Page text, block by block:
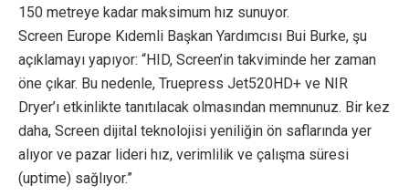
150 metreye kadar maksimum hız sunuyor.
Screen Europe Kıdemli Başkan Yardımcısı Bui Burke, şu
açıklamayı yapıyor: “HID, Screen’in takviminde her zaman
öne çıkar. Bu nedenle, Truepress Jet520HD+ ve NIR
Dryer’ı etkinlikte tanıtılacak olmasından memnunuz. Bir kez
daha, Screen dijital teknolojisi yeniliğin ön saflarında yer
alıyor ve pazar lideri hız, verimlilik ve çalışma süresi
(uptime) sağlıyor.”